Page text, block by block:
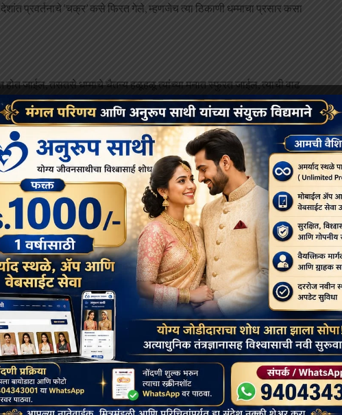
प्रवर्तनाचे ‘चक्र’ कसे फिरत गेले, म्हणजेच त्या ठिकाणी धम्माचा प्रसार कसा
होत जाईल, तसतसे धम्माचे चैतन्य हळूहळू त्यांच्या मनात स्फुरत जाईल, त्याची वाढ
वाचून दाखवाव्या, उदा. पंचशीलाशी संबंधित असणारी सुते आणि त्यातील कथा, अनभिज्ञ
अंगुत्तर निकायातील प्रवचने की जी सर्वसामान्य माणसांच्या दृष्टीने मार्गदर्शक
असे आहे. याशिवाय धम्मपदातील सोप्या गाथाही त्यांना वाचून दाखविता येतील,
घडवून आणू नये. (धम्मपद १२९).
बुद्धांची शिकवण आहे. (धम्मपद १८३). ”
नाही.
समजू शकतो.
का होईना, पण आपण ‘पंचशील’ आणि ‘त्रिशरण’ शिकवूया. धम्मपदाच्या काही
कल्पना आहे. “त्याने मला शिव्या दिल्या, मला मारले, माझ्यावर कुरघोडी केली, मला
होत नाही.’ (धम्मपद ३ आणि पुढील २ गाथा)
लोक निंदा करतात आणि फार बडबड करणाऱ्यांची सुद्धा लोक निंदा करतात. जे